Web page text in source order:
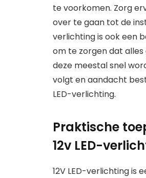
te voorkomen. Zorg
over te gaan tot de
verlichting is ook een
om te zorgen dat
deze meestal snel
volgt en aandacht
LED-verlichting.
Praktische
12v LED-
12V LED-verlichting is